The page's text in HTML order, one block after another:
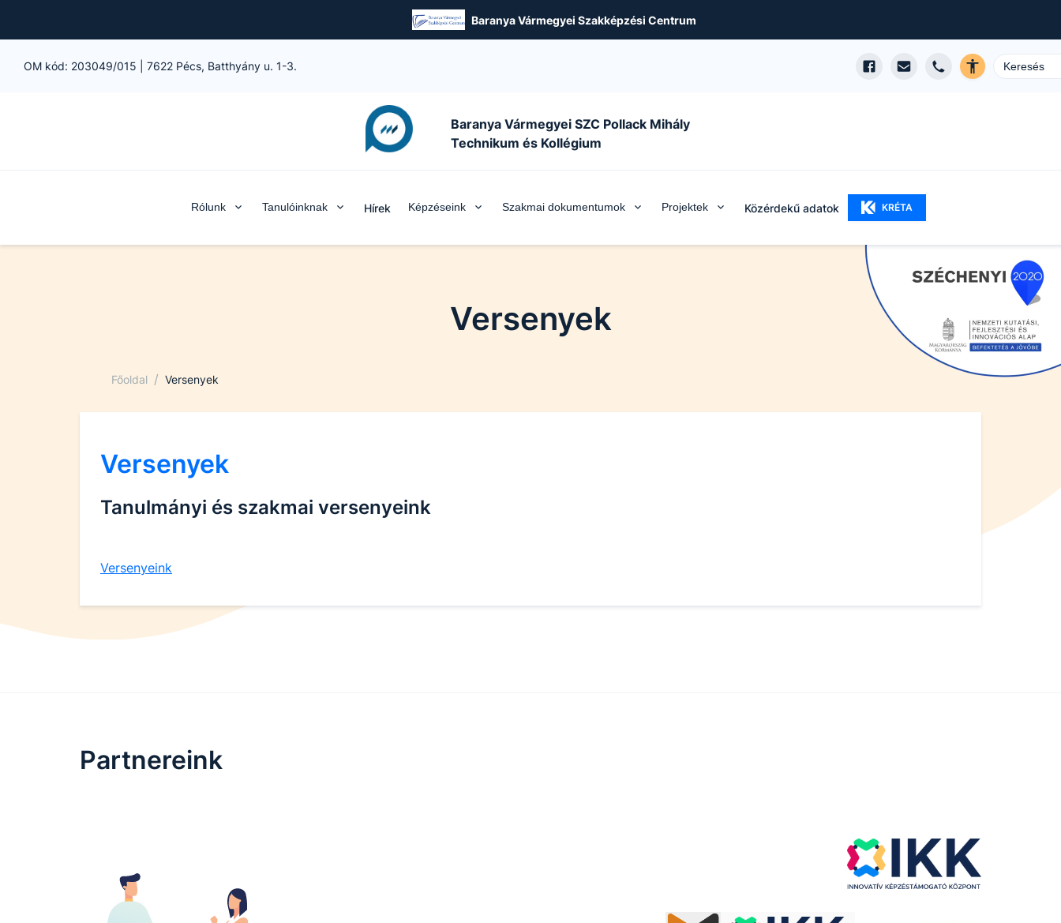
Baranya Vármegyei Szakképzési Centrum
OM kód: 203049/015 7622 Pécs, Batthyány u. 1-3.
Baranya Vármegyei SZC Pollack Mihály
Technikum és Kollégium
Rólunk Tanulóinknak Hírek Képzéseink Szakmai dokumentumok Projektek Közérdekű adatok KRÉTA
Versenyek
Főoldal / Versenyek
Versenyek
Tanulmányi és szakmai versenyeink
Versenyeink
Partnereink